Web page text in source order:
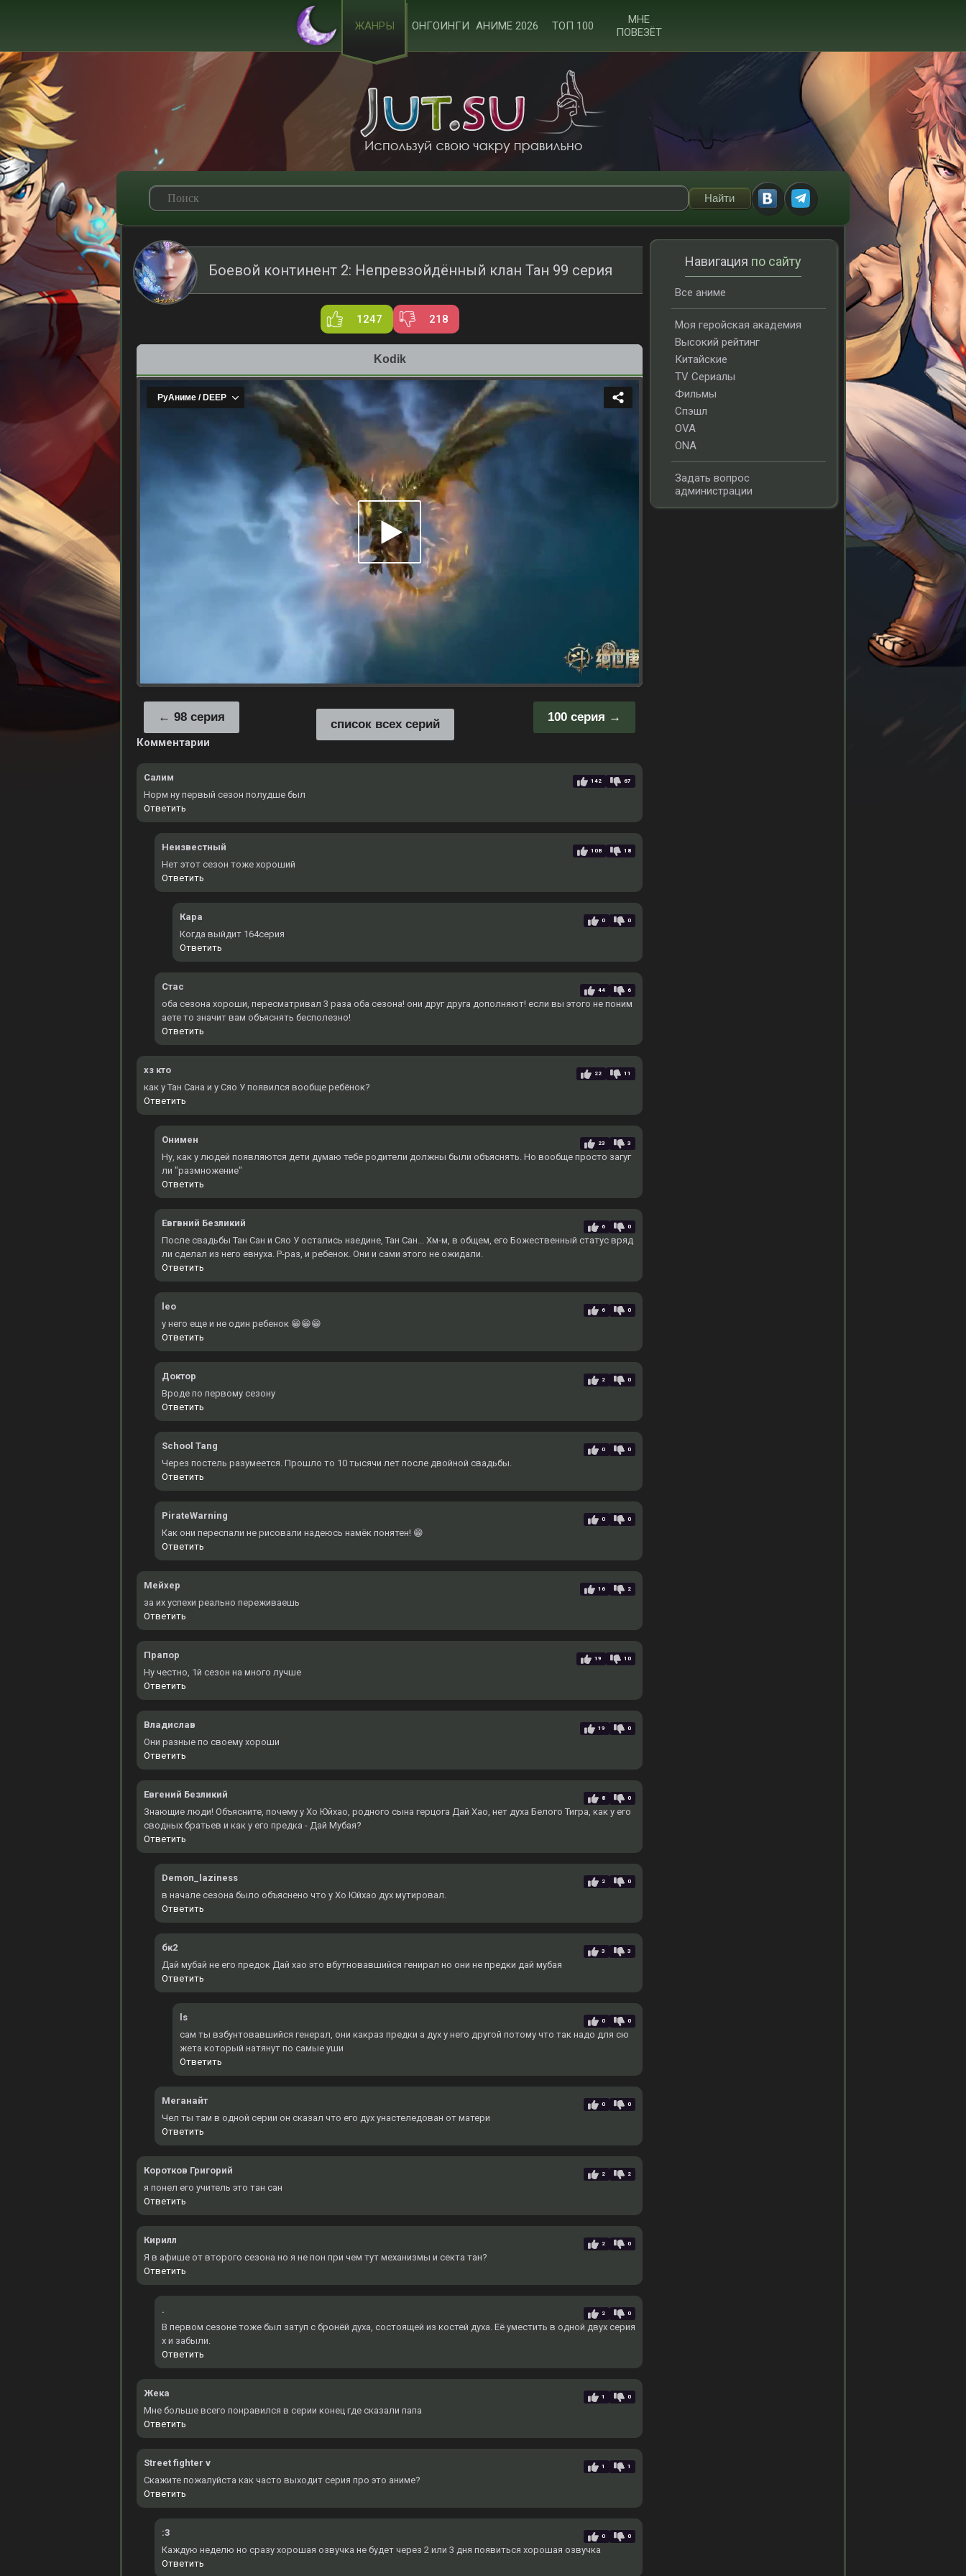
ЖАНРЫ ОНГОИНГИ АНИМЕ 2026 ТОП 100
МНЕ
ПОВЕЗЁТ
Боевой континент 2: Непревзойдённый клан Тан 99 серия
1247 218
Kodik
100 серия
98 серия
список всех серий
Комментарии
Салим 142 67
Норм ну первый сезон полудше был
Ответить
Неизвестный 108 18
Нет этот сезон тоже хороший
Ответить
Кара 0 0
Когда выйдит 164серия
Ответить
Стас 44 6
оба сезона хороши, пересматривал 3 раза оба сезона! они друг друга дополняют! если вы этого не поним
аете то значит вам объяснять бесполезно!
Ответить
хз кто 22 11
как у Тан Сана и у Сяо У появился вообще ребёнок?
Ответить
Онимен 23 3
Ну, как у людей появляются дети думаю тебе родители должны были объяснять. Но вообще просто загуг
ли "размножение"
Ответить
Евгвний Безликий 6 0
После свадьбы Тан Сан и Сяо У остались наедине, Тан Сан... Хм-м, в общем, его Божественный статус вряд
ли сделал из него евнуха. Р-раз, и ребенок. Они и сами этого не ожидали.
Ответить
leo 6 0
у него еще и не один ребенок 😁😁😁
Ответить
Доктор 2 0
Вроде по первому сезону
Ответить
School Tang 0 0
Через постель разумеется. Прошло то 10 тысячи лет после двойной свадьбы.
Ответить
PirateWarning 0 0
Как они переспали не рисовали надеюсь намёк понятен! 😁
Ответить
Мейхер 16 2
за их успехи реально переживаешь
Ответить
Прапор 19 10
Ну честно, 1й сезон на много лучше
Ответить
Владислав 19 0
Они разные по своему хороши
Ответить
Евгений Безликий 8 0
Знающие люди! Объясните, почему у Хо Юйхао, родного сына герцога Дай Хао, нет духа Белого Тигра, как у его
сводных братьев и как у его предка - Дай Мубая?
Ответить
Demon_laziness 2 0
в начале сезона было объяснено что у Хо Юйхао дух мутировал.
Ответить
бк2 3 3
Дай мубай не его предок Дай хао это вбутновавшийся генирал но они не предки дай мубая
Ответить
ls 0 0
сам ты взбунтовавшийся генерал, они какраз предки а дух у него другой потому что так надо для сю
жета который натянут по самые уши
Ответить
Меганайт 0 0
Чел ты там в одной серии он сказал что его дух унастеледован от матери
Ответить
Коротков Григорий 2 2
я понел его учитель это тан сан
Ответить
Кирилл 2 0
Я в афише от второго сезона но я не пон при чем тут механизмы и секта тан?
Ответить
. 2 0
В первом сезоне тоже был затуп с бронёй духа, состоящей из костей духа. Еë уместить в одной двух серия
х и забыли.
Ответить
Жека 1 0
Мне больше всего понравился в серии конец где сказали папа
Ответить
Street fighter v 1 1
Скажите пожалуйста как часто выходит серия про это аниме?
Ответить
:3 0 0
Каждую неделю но сразу хорошая озвучка не будет через 2 или 3 дня появиться хорошая озвучка
Ответить
Навигация по сайту
Все аниме
Моя геройская академия
Высокий рейтинг
Китайские
TV Сериалы
Фильмы
Спэшл
OVA
ONA
Задать вопрос
администрации